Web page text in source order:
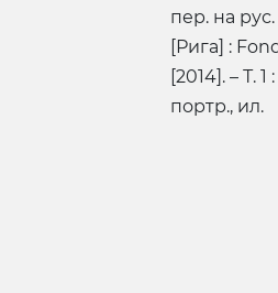
пер. на
[Рига] :
[2014]. – Т.
портр., ил.